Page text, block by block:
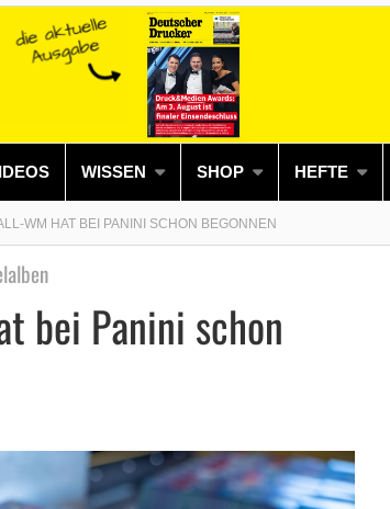
WISSEN SHOP HEFTE
WM HAT BEI PANINI SCHON BEGONNEN
bei Panini schon